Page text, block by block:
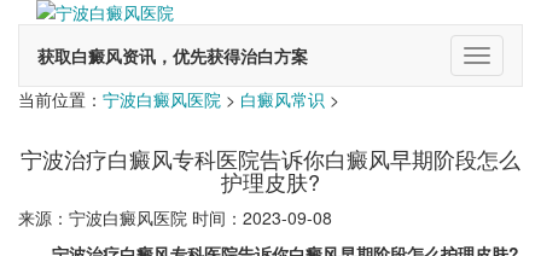
获取白癜风资讯，优先获得治白方案
切
换
当前位置： 宁波白癜风医院 > 白癜风常识 >
宁波治疗白癜风专科医院告诉你白癜风早期阶段怎么
护理皮肤?
来源：宁波白癜风医院 时间：2023-09-08